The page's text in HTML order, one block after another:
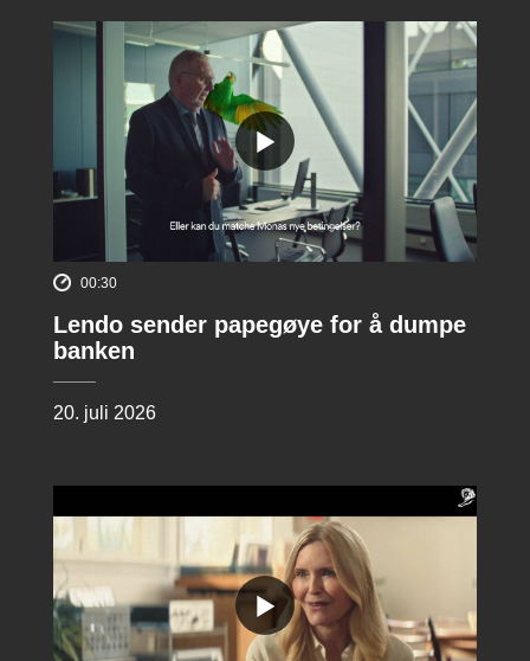
00:30
Lendo sender papegøye for å dumpe
banken
20. juli 2026